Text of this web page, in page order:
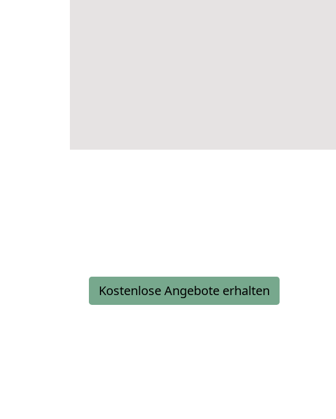
Kostenlose Angebote erhalten